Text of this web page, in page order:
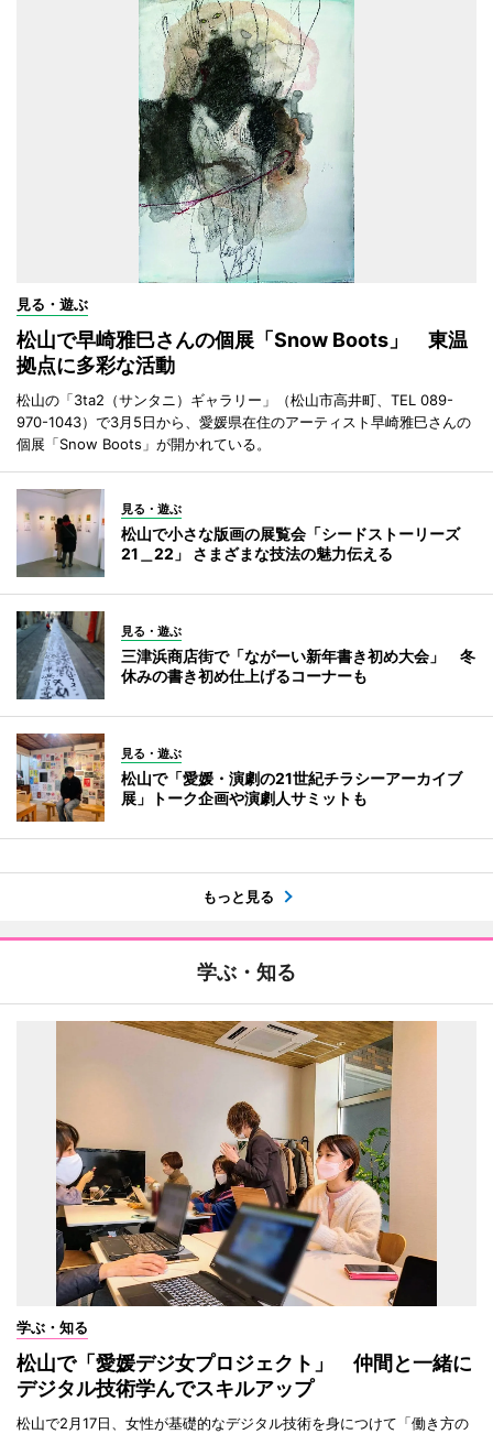
見る・遊ぶ
松山で早崎雅巳さんの個展「Snow Boots」 東温
拠点に多彩な活動
松山の「3ta2（サンタニ）ギャラリー」（松山市高井町、TEL 089-
970-1043）で3月5日から、愛媛県在住のアーティスト早崎雅巳さんの
個展「Snow Boots」が開かれている。
見る・遊ぶ
松山で小さな版画の展覧会「シードストーリーズ
21＿22」 さまざまな技法の魅力伝える
見る・遊ぶ
三津浜商店街で「ながーい新年書き初め大会」 冬
休みの書き初め仕上げるコーナーも
見る・遊ぶ
松山で「愛媛・演劇の21世紀チラシーアーカイブ
展」トーク企画や演劇人サミットも
もっと見る
学ぶ・知る
学ぶ・知る
松山で「愛媛デジ女プロジェクト」 仲間と一緒に
デジタル技術学んでスキルアップ
松山で2月17日、女性が基礎的なデジタル技術を身につけて「働き方の